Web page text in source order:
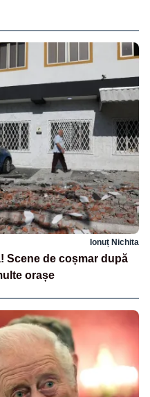
Ionuț Nichita
Scene de coșmar după
orașe